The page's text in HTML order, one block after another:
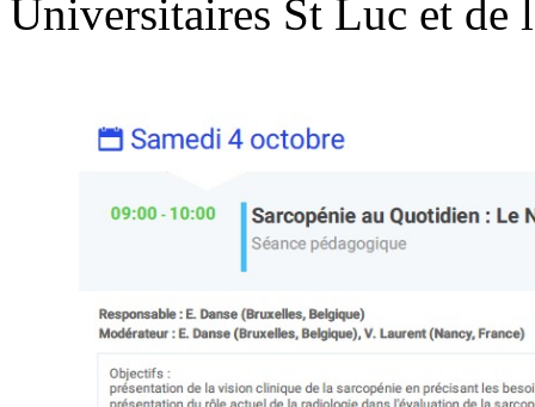
Universitaires St Luc et de